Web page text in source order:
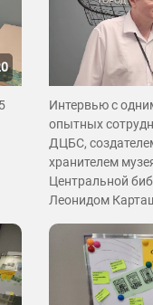
Интервью с
опытных
ДЦБС,
хранителем
Центральной
Леонидом